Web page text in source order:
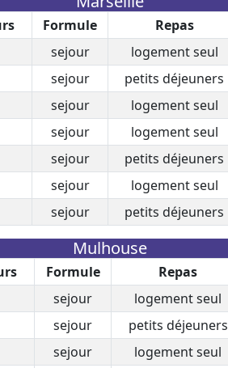
Formule Repas
sejour logement seul
sejour petits déjeuners
sejour logement seul
sejour logement seul
sejour petits déjeuners
sejour logement seul
sejour petits déjeuners
Mulhouse
Formule Repas
sejour logement seul
sejour petits déjeuners
sejour logement seul